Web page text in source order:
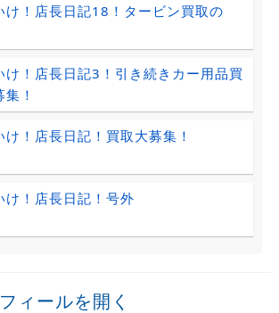
け！店長日記18！タービン買取の
け！店長日記3！引き続きカー用品買
！
け！店長日記！買取大募集！
け！店長日記！号外
ィールを開く